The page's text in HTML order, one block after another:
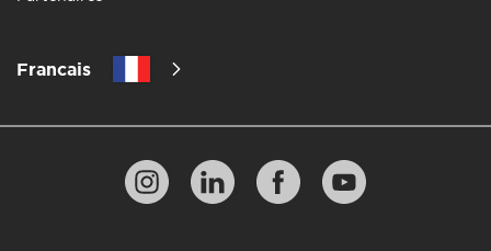
Francais